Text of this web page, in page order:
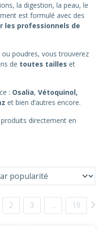
la digestion, la peau, le
est formulé avec des
les professionnels de
poudres, vous trouverez
de toutes tailles et
: Osalia, Vétoquinol,
et bien d’autres encore.
directement en
2 3 … 19